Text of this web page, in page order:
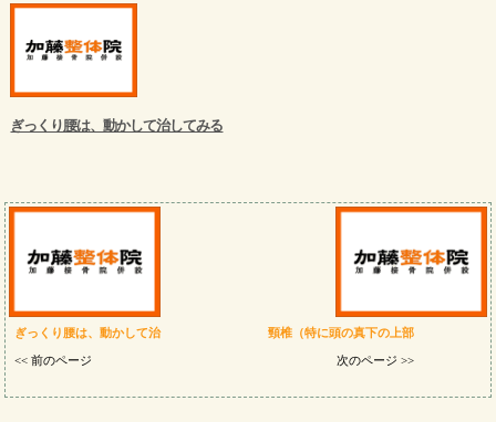
ぎっくり腰は、動かして治してみる
ぎっくり腰は、動かして治
<< 前のページ
頸椎（特に頭の真下の上部
次のページ >>